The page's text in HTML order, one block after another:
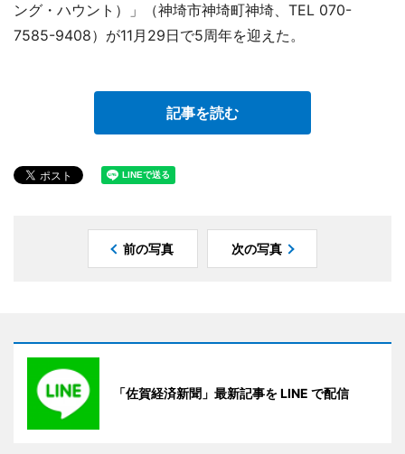
ング・ハウント）」（神埼市神埼町神埼、TEL 070-
7585-9408）が11月29日で5周年を迎えた。
記事を読む
前の写真 次の写真
「佐賀経済新聞」最新記事を LINE で配信